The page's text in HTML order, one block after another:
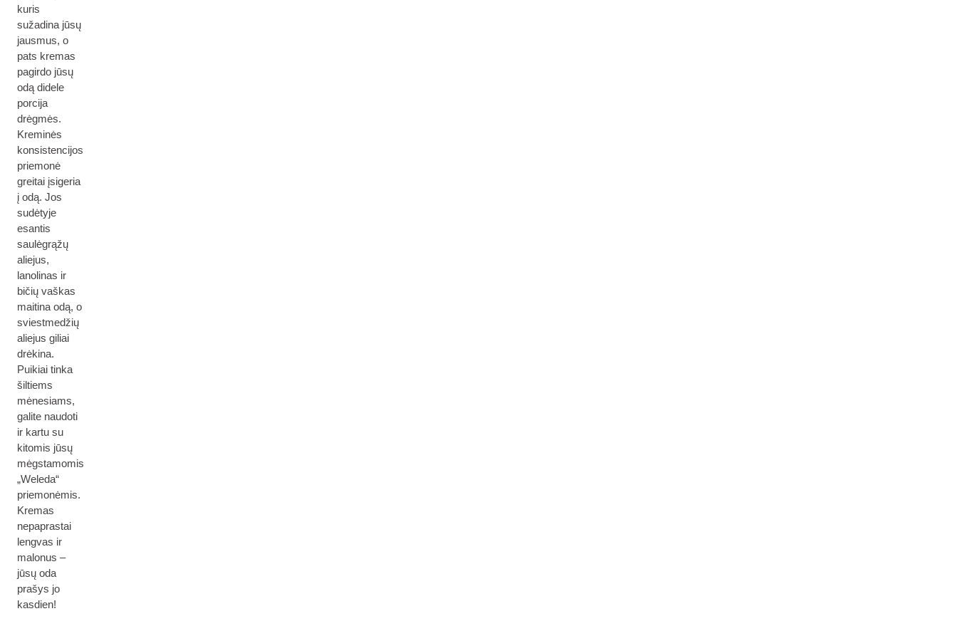
kuris
sužadina jūsų
jausmus, o
pats kremas
pagirdo jūsų
odą didele
porcija
drėgmės.
Kreminės
konsistencijos
priemonė
greitai įsigeria
į odą. Jos
sudėtyje
esantis
saulėgrąžų
aliejus,
lanolinas ir
bičių vaškas
maitina odą, o
sviestmedžių
aliejus giliai
drėkina.
Puikiai tinka
šiltiems
mėnesiams,
galite naudoti
ir kartu su
kitomis jūsų
mėgstamomis
„Weleda“
priemonėmis.
Kremas
nepaprastai
lengvas ir
malonus –
jūsų oda
prašys jo
kasdien!